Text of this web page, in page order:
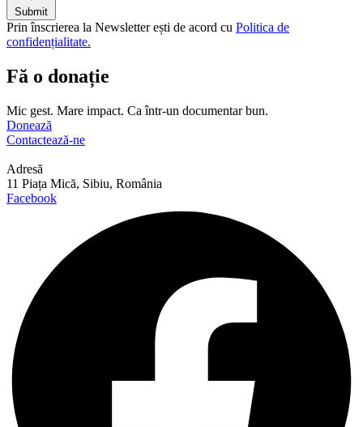
Submit
Prin înscrierea la Newsletter ești de acord cu Politica de
confidențialitate.
Fă o donație
Mic gest. Mare impact. Ca într-un documentar bun.
Donează
Contactează-ne
Adresă
11 Piața Mică, Sibiu, România
Facebook